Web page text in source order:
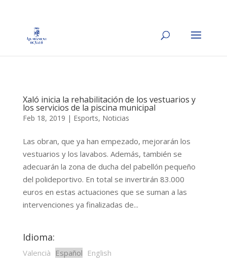
Xaló inicia la rehabilitación de los vestuarios y
los servicios de la piscina municipal
Feb 18, 2019 | Esports, Noticias
Las obran, que ya han empezado, mejorarán los
vestuarios y los lavabos. Además, también se
adecuarán la zona de ducha del pabellón pequeño
del polideportivo. En total se invertirán 83.000
euros en estas actuaciones que se suman a las
intervenciones ya finalizadas de...
Idioma:
Valencià Español English